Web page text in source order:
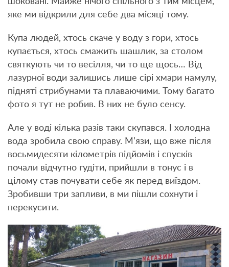
яке ми відкрили для себе два місяці тому.
Купа людей, хтось скаче у воду з гори, хтось
купається, хтось смажить шашлик, за столом
святкують чи то весілля, чи то ще щось… Від
лазурної води залишись лише сірі хмари намулу,
підняті стрибунами та плаваючими. Тому багато
фото я тут не робив. В них не було сенсу.
Але у воді кілька разів таки скупався. І холодна
вода зробила свою справу. М’язи, що вже після
восьмидесяти кілометрів підйомів і спусків
почали відчутно гудіти, прийшли в тонус і в
цілому став почувати себе як перед виїздом.
Зробивши три запливи, в ми пішли сохнути і
перекусити.